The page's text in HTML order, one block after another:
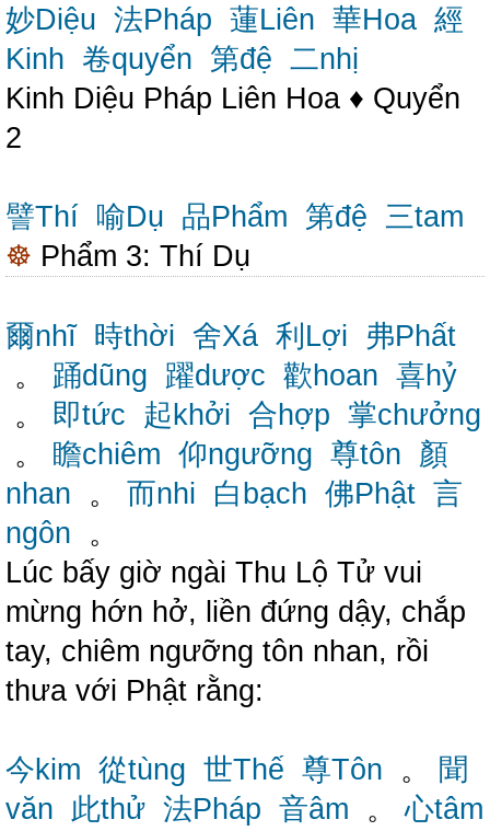
妙Diệu 法Pháp 蓮Liên 華Hoa 經
Kinh 卷quyển 第đệ 二nhị
Kinh Diệu Pháp Liên Hoa ♦ Quyển
2
譬Thí 喻Dụ 品Phẩm 第đệ 三tam
☸ Phẩm 3: Thí Dụ
爾nhĩ 時thời 舍Xá 利Lợi
弗Phất
。 踊dũng 躍dược 歡hoan 喜hỷ
。 即tức 起khởi 合hợp 掌chưởng
。 瞻chiêm 仰ngưỡng 尊tôn
顏
nhan 。 而nhi 白bạch 佛Phật 言
ngôn 。
Lúc bấy giờ ngài Thu Lộ Tử vui
mừng hớn hở, liền đứng dậy, chắp
tay, chiêm ngưỡng tôn nhan, rồi
thưa với Phật rằng:
今kim 從tùng 世Thế 尊Tôn 。 聞
văn
此thử 法Pháp 音âm 。心tâm